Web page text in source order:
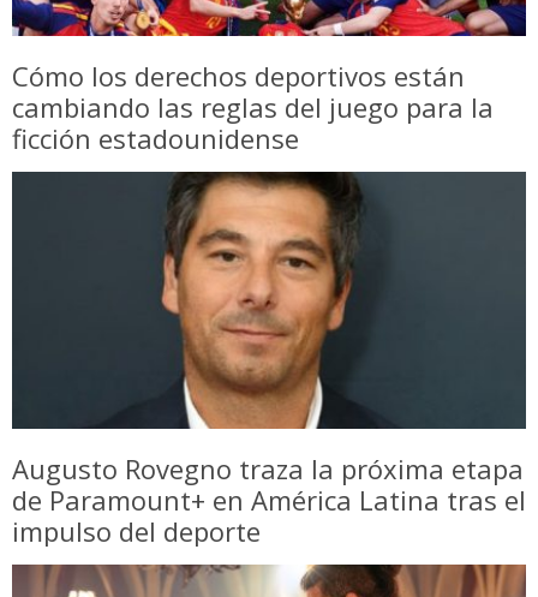
Cómo los derechos deportivos están
cambiando las reglas del juego para la
ficción estadounidense
Augusto Rovegno traza la próxima etapa
de Paramount+ en América Latina tras el
impulso del deporte